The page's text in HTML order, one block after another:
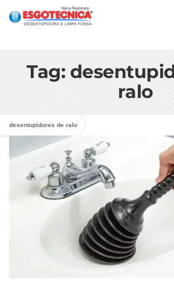
Tag:
ralo
desentupidores de ralo